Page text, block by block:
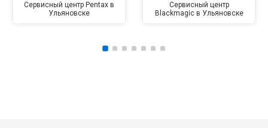
Сервисный центр Pentax в
Ульяновске
Сервисный центр
Blackmagic в Ульяновске